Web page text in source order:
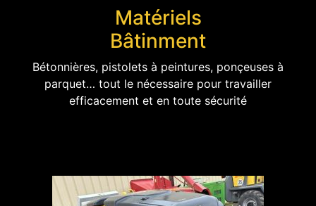
Matériels
Bâtinment
Bétonnières, pistolets à peintures, ponçeuses à
parquet… tout le nécessaire pour travailler
efficacement et en toute sécurité